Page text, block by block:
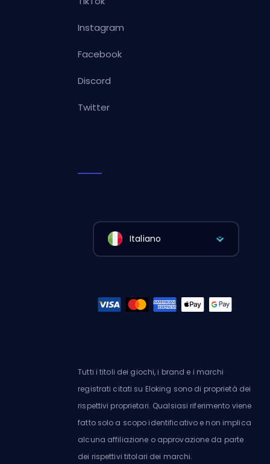
Instagram
Facebook
Discord
Twitter
Italiano
Tutti i titoli dei giochi, i brand e i marchi
registrati citati su Eloking sono di proprietà dei
rispettivi proprietari. Qualsiasi riferimento viene
fatto solo a scopo identificativo e non implica
alcuna affiliazione o approvazione da parte
dei rispettivi titolari dei marchi.